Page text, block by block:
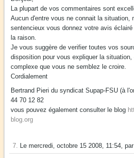
La plupart de vos commentaires sont
Aucun d'entre vous ne connait la situation,
sentencieux vous donnez votre avis
la raison.
Je vous suggère de verifier toutes vos
disposition pour vous expliquer la
complexe que vous ne semblez le croire.
Cordialement
Bertrand Pieri du syndicat Supap-FSU (à
44 70 12 82
vous pouvez également consulter le blog
blog.org
7. Le mercredi, octobre 15 2008, 11:54, par